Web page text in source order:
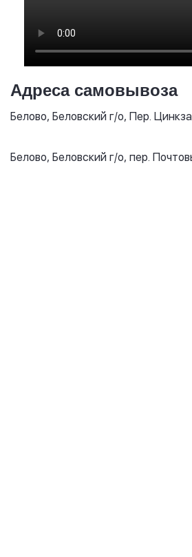
Адреса самовывоза
Белово, Беловский г/о, Пер.
Белово, Беловский г/о, пер.